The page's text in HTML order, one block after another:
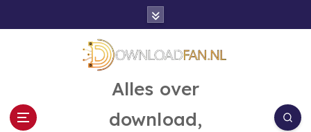
Alles over
download,